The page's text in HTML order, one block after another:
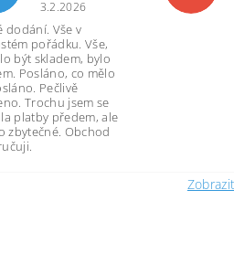
3.2.2026
dodání. Vše v
pořádku. Vše,
být skladem, bylo
Posláno, co mělo
Pečlivě
Trochu jsem se
platby předem, ale
zbytečné. Obchod